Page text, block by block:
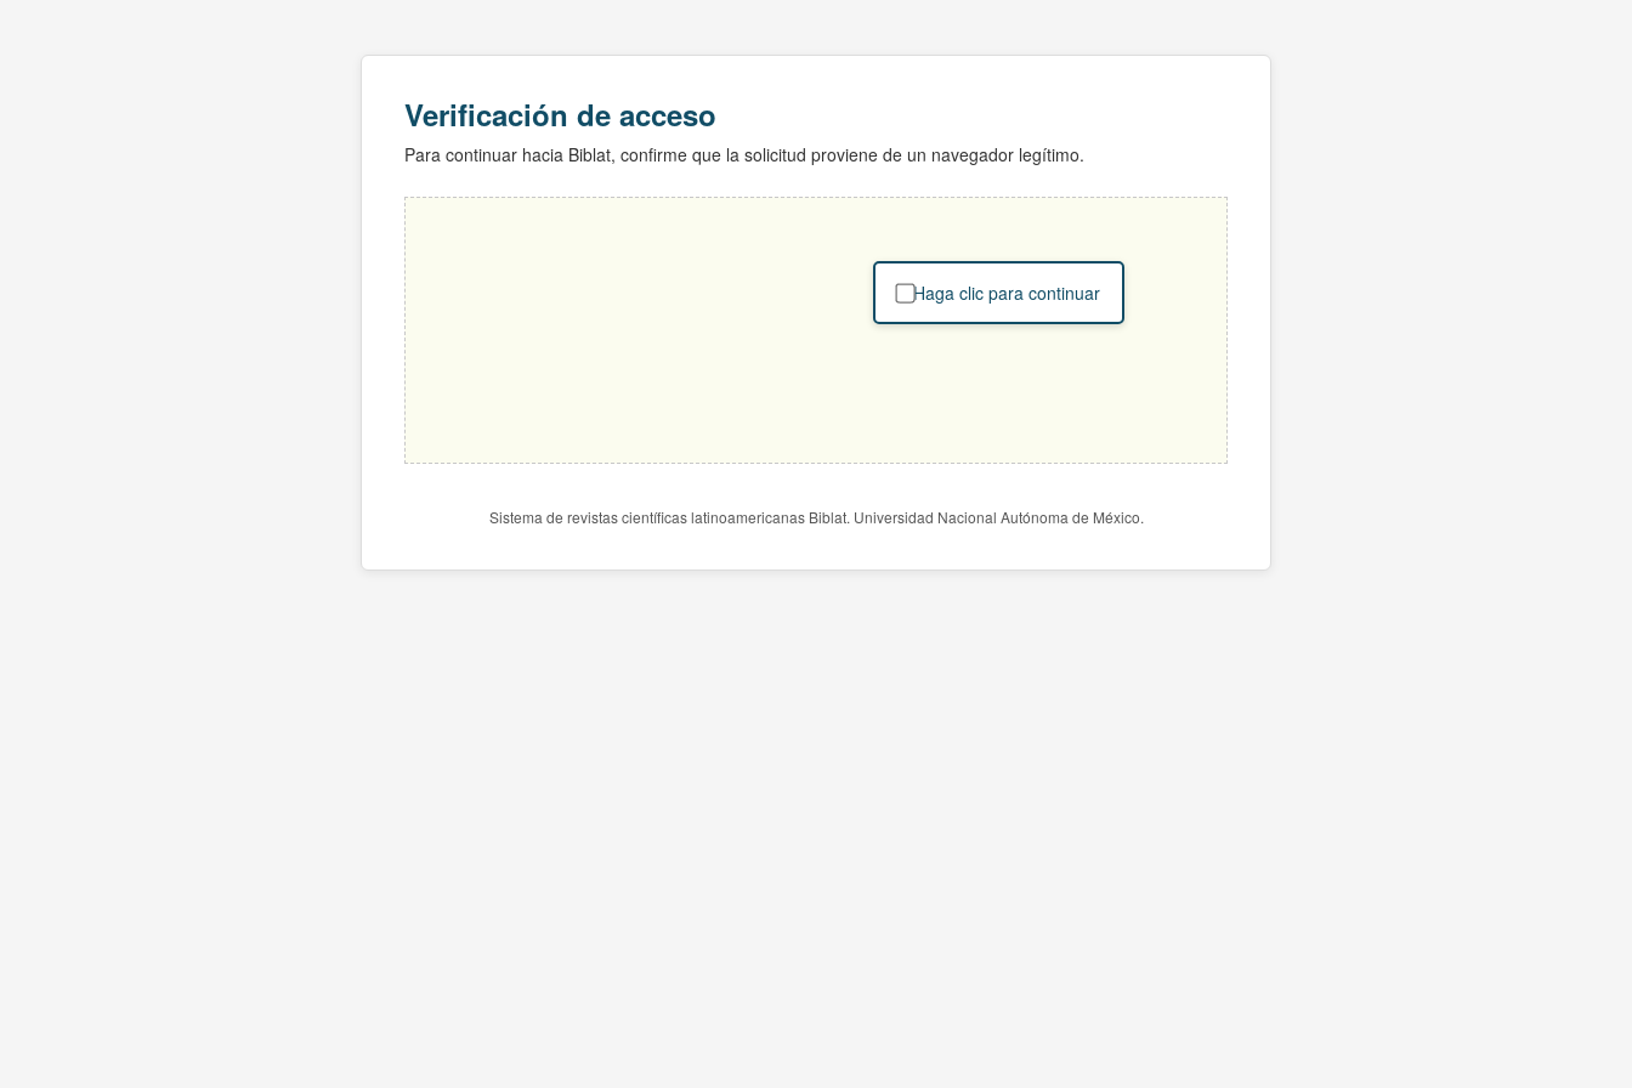
Verificación de acceso
Para continuar hacia Biblat, confirme que la solicitud proviene de un navegador legítimo.
Haga clic para continuar
Sistema de revistas científicas latinoamericanas Biblat. Universidad Nacional Autónoma de México.